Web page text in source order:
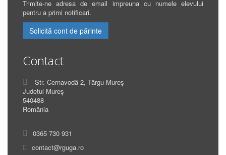
Trimite-ne adresa de email impreuna cu numele elevului
pentru a primi notificari.
Solicită cont de părinte
Contact
Str. Cernavodă 2, Târgu Mureș
Judetul Mureș
540488
România
0365 730 931
contact@rguga.ro